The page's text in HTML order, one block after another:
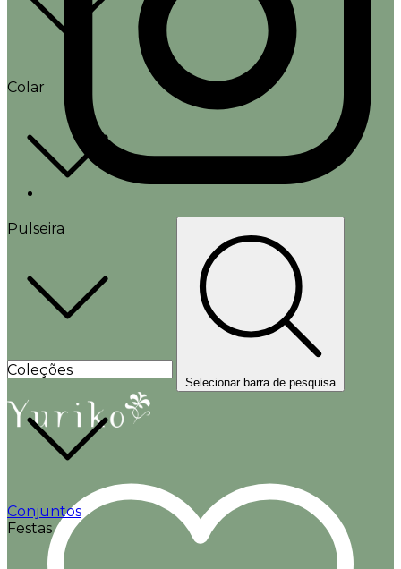
Colar
Pulseira
Coleções
Conjuntos
Festas
Selecionar barra de pesquisa